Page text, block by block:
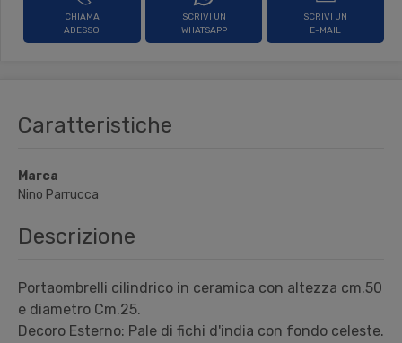
CHIAMA
ADESSO
SCRIVI UN
WHATSAPP
SCRIVI UN
E-MAIL
Caratteristiche
Marca
Nino Parrucca
Descrizione
Portaombrelli cilindrico in ceramica con altezza cm.50
e diametro Cm.25.
Decoro Esterno: Pale di fichi d'india con fondo celeste.